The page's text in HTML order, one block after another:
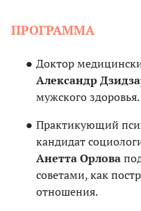
ПРОГРАММА
Доктор
Александр
мужского здоровья.
Практикующий
кандидат
Анетта Орлова
советами, как
отношения.